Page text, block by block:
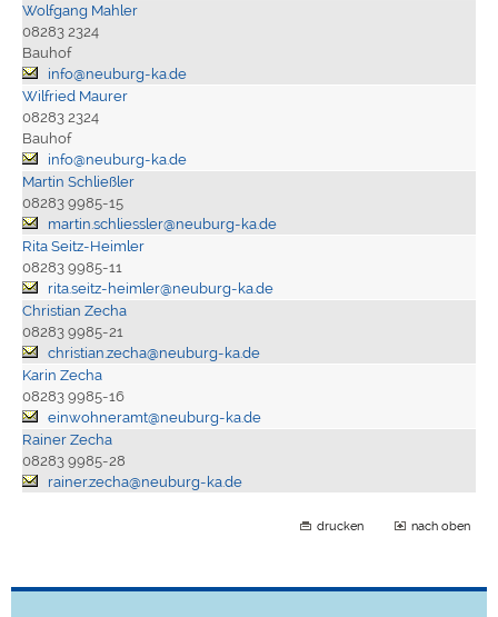
Wolfgang Mahler
08283 2324
Bauhof
info@neuburg-ka.de
Wilfried Maurer
08283 2324
Bauhof
info@neuburg-ka.de
Martin Schließler
08283 9985-15
martin.schliessler@neuburg-ka.de
Rita Seitz-Heimler
08283 9985-11
rita.seitz-heimler@neuburg-ka.de
Christian Zecha
08283 9985-21
christian.zecha@neuburg-ka.de
Karin Zecha
08283 9985-16
einwohneramt@neuburg-ka.de
Rainer Zecha
08283 9985-28
rainer.zecha@neuburg-ka.de
drucken nach oben